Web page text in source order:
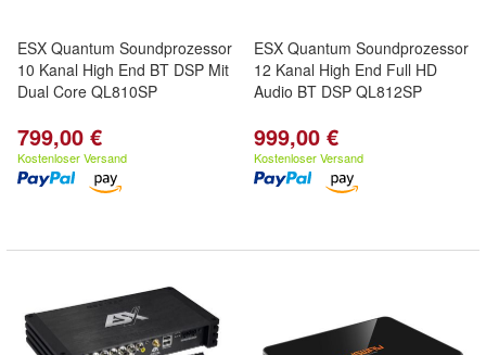
ESX Quantum Soundprozessor
10 Kanal High End BT DSP Mit
Dual Core QL810SP
799,00 €
Kostenloser Versand
ESX Quantum Soundprozessor
12 Kanal High End Full HD
Audio BT DSP QL812SP
999,00 €
Kostenloser Versand